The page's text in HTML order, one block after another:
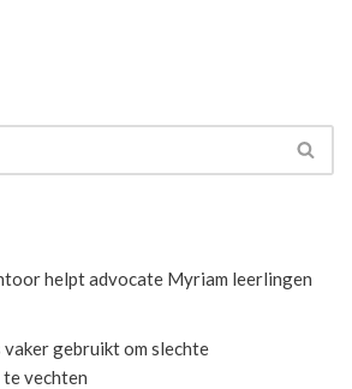
helpt advocate Myriam leerlingen
gebruikt om slechte
vechten